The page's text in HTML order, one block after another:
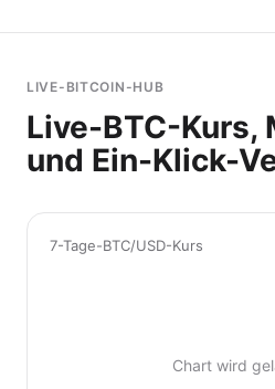
LIVE-BITCOIN-HUB
Live-BTC-Kurs,
und Ein-Klick-
7-Tage-BTC/USD-Kurs
Chart wird